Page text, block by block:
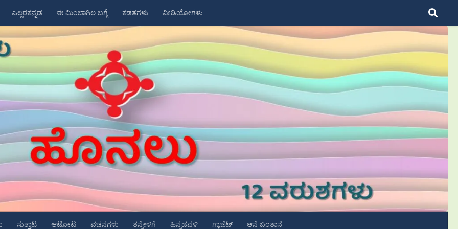
ಎಲ್ಲರಕನ್ನಡ ಈ ಮಿಂಬಾಗಿಲ ಬಗ್ಗೆ ಕಡತಗಳು ವೀಡಿಯೋಗಳು
ಸುತ್ತಾಟ ಆಟೋಟ ವಚನಗಳು ತನ್ನೇಳಿಗೆ ಹಿನ್ನಡವಳಿ ಗ್ಯಾಜೆಟ್ ಆನೆ ಬಂತಾನೆ